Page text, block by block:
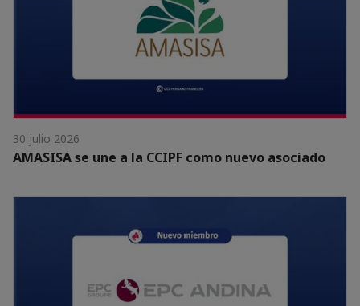
30 julio 2026
AMASISA se une a la CCIPF como nuevo asociado